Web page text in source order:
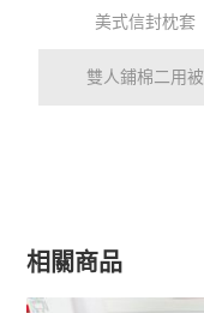
美式信封枕套
雙人鋪棉二用被
相關商品